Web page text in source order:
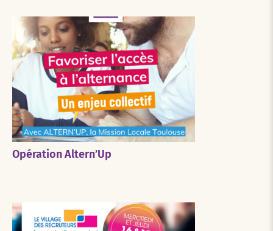
Opération Altern’Up